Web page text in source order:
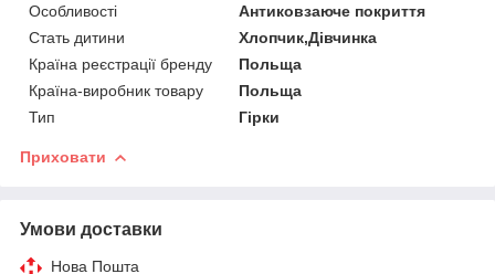
Особливості
Антиковзаюче покриття
Стать дитини
Хлопчик,Дівчинка
Країна реєстрації бренду
Польща
Країна-виробник товару
Польща
Тип
Гірки
Приховати
Умови доставки
Нова Пошта